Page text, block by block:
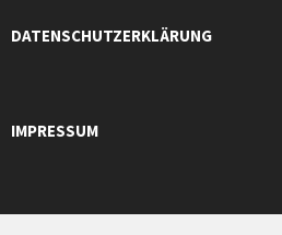
DATENSCHUTZERKLÄRUNG
IMPRESSUM